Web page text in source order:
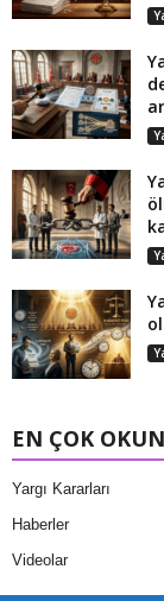
EN ÇOK
Yargı Kararları
Haberler
Videolar